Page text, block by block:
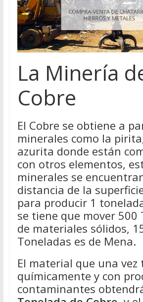
La Minería
Cobre
El Cobre se obtiene a
minerales como la
azurita donde están
con otros elementos,
minerales se
distancia de la
para producir 1
se tiene que mover 500
de materiales sólidos,
Toneladas es de Mena.
El material que una
químicamente y con
contaminantes